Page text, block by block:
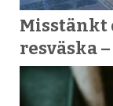
Misstänkt
resväska